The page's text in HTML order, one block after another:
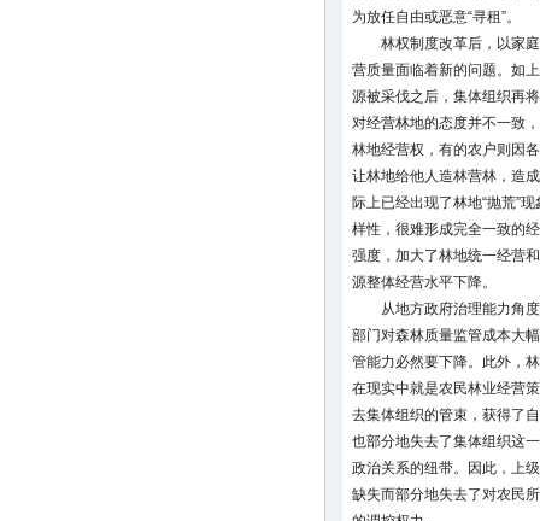
为放任自由或恶意“寻租”。
林权制度改革后，以家
营质量面临着新的问题。如
源被采伐之后，集体组织再
对经营林地的态度并不一致
林地经营权，有的农户则因
让林地给他人造林营林，造
际上已经出现了林地“抛荒”
样性，很难形成完全一致的
强度，加大了林地统一经营
源整体经营水平下降。
从地方政府治理能力角
部门对森林质量监管成本大
管能力必然要下降。此外，
在现实中就是农民林业经营
去集体组织的管束，获得了
也部分地失去了集体组织这
政治关系的纽带。因此，上
缺失而部分地失去了对农民